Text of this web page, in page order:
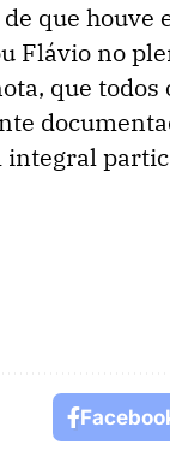
que houve
Flávio no
que
integral